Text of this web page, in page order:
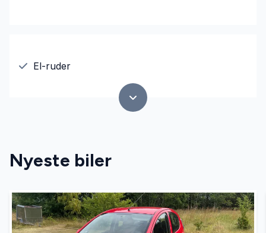
El-ruder
Nyeste biler